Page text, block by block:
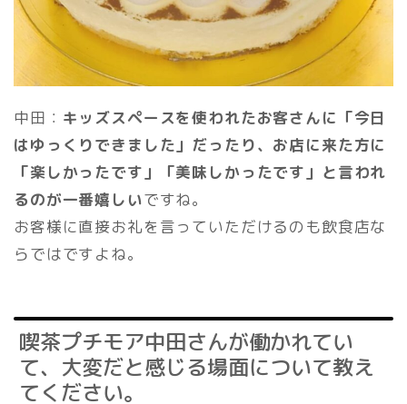
中田： キッズスペースを使われたお客さんに「今日
はゆっくりできました」だったり、お店に来た方に
「楽しかったです」「美味しかったです」と言われ
るのが一番嬉しいですね。
お客様に直接お礼を言っていただけるのも飲食店な
らではですよね。
喫茶プチモア中田さんが働かれてい
て、大変だと感じる場面について教え
てください。